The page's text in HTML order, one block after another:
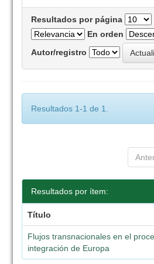
Resultados por página
En orden
Autor/registro
Resultados 1-1 de 1.
Resultados por ítem:
Título
Flujos transnacionales en el
integración de Europa